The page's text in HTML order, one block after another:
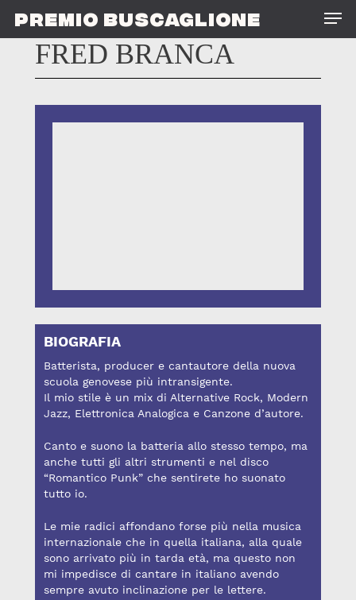
main
content
PREMIO BUSCAGLIONE
FRED BRANCA
BIOGRAFIA
Batterista, producer e cantautore della nuova
scuola genovese più intransigente.
Il mio stile è un mix di Alternative Rock, Modern
Jazz, Elettronica Analogica e Canzone d’autore.
Canto e suono la batteria allo stesso tempo, ma
anche tutti gli altri strumenti e nel disco
“Romantico Punk” che sentirete ho suonato
tutto io.
Le mie radici affondano forse più nella musica
internazionale che in quella italiana, alla quale
sono arrivato più in tarda età, ma questo non
mi impedisce di cantare in italiano avendo
sempre avuto inclinazione per le lettere.